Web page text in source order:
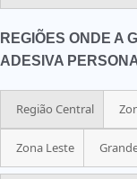
REGIÕES ONDE A
ADESIVA
Região Central
Zona Leste